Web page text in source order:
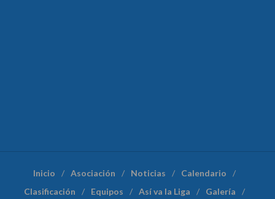
Inicio Asociación Noticias
Calendario
Clasificación
Equipos Así va la Liga Galería